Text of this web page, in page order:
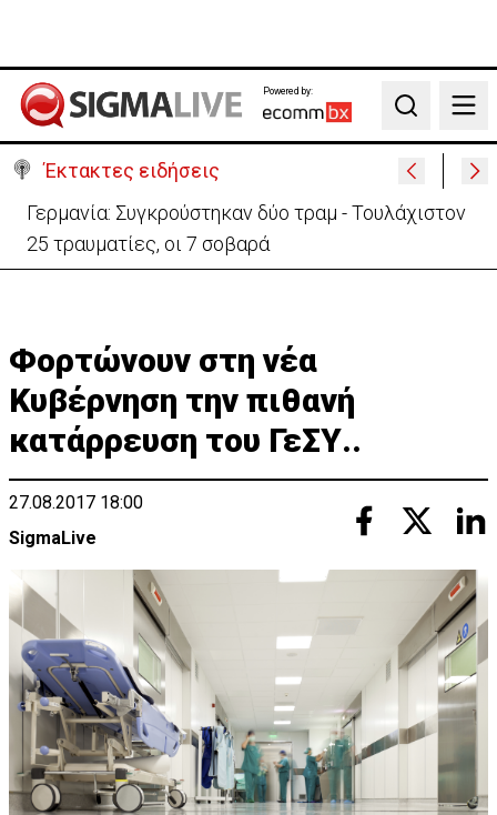
Powered by:
Search
Έκτακτες ειδήσεις
Γερμανία: Συγκρούστηκαν δύο τραμ - Τουλάχιστον
25 τραυματίες, οι 7 σοβαρά
Φορτώνουν στη νέα
Κυβέρνηση την πιθανή
κατάρρευση του ΓεΣΥ..
27.08.2017 18:00
SigmaLive